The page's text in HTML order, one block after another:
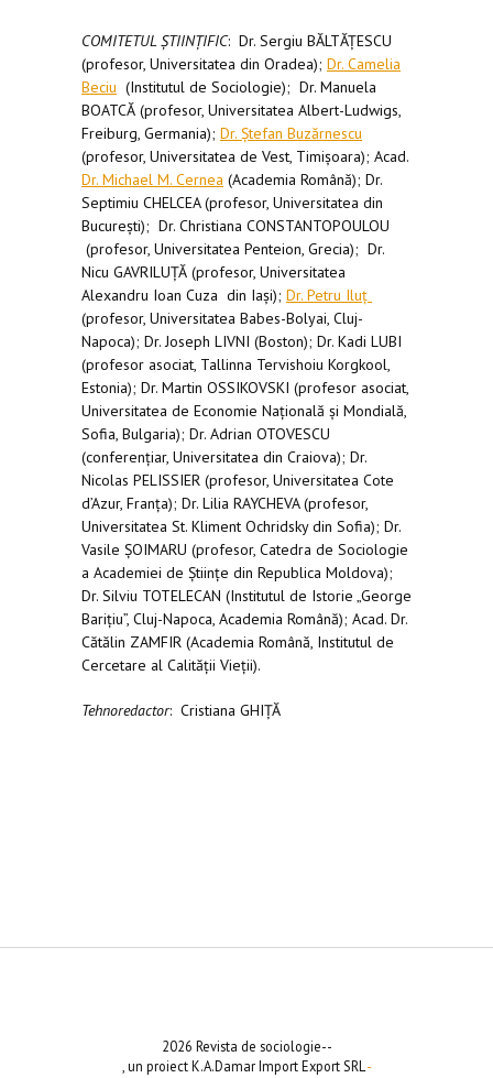
COMITETUL ȘTIINȚIFIC: Dr. Sergiu BĂLTĂȚESCU
(profesor, Universitatea din Oradea); Dr. Camelia
Beciu (Institutul de Sociologie); Dr. Manuela
BOATCĂ (profesor, Universitatea Albert-Ludwigs,
Freiburg, Germania); Dr. Ştefan Buzărnescu
(profesor, Universitatea de Vest, Timișoara); Acad.
Dr. Michael M. Cernea (Academia Română); Dr.
Septimiu CHELCEA (profesor, Universitatea din
București); Dr. Christiana CONSTANTOPOULOU
(profesor, Universitatea Penteion, Grecia); Dr.
Nicu GAVRILUȚĂ (profesor, Universitatea
Alexandru Ioan Cuza din Iași); Dr. Petru Iluţ
(profesor, Universitatea Babes-Bolyai, Cluj-
Napoca); Dr. Joseph LIVNI (Boston); Dr. Kadi LUBI
(profesor asociat, Tallinna Tervishoiu Korgkool,
Estonia); Dr. Martin OSSIKOVSKI (profesor asociat,
Universitatea de Economie Națională și Mondială,
Sofia, Bulgaria); Dr. Adrian OTOVESCU
(conferențiar, Universitatea din Craiova); Dr.
Nicolas PELISSIER (profesor, Universitatea Cote
d’Azur, Franța); Dr. Lilia RAYCHEVA (profesor,
Universitatea St. Kliment Ochridsky din Sofia); Dr.
Vasile ȘOIMARU (profesor, Catedra de Sociologie
a Academiei de Științe din Republica Moldova);
Dr. Silviu TOTELECAN (Institutul de Istorie „George
Barițiu”, Cluj-Napoca, Academia Română); Acad. Dr.
Cătălin ZAMFIR (Academia Română, Institutul de
Cercetare al Calității Vieții).
Tehnoredactor: Cristiana GHIŢĂ
2026 Revista de sociologie--
, un proiect K.A.Damar Import Export SRL-